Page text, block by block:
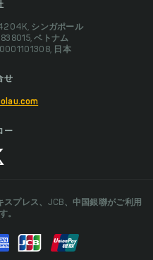
シンガポール
ベトナム
日本
せ
ー
スプレス、JCB、中国銀聯がご利用
。